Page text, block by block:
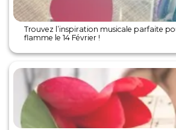
Trouvez l’inspiration musicale parfaite
flamme le 14 Février !